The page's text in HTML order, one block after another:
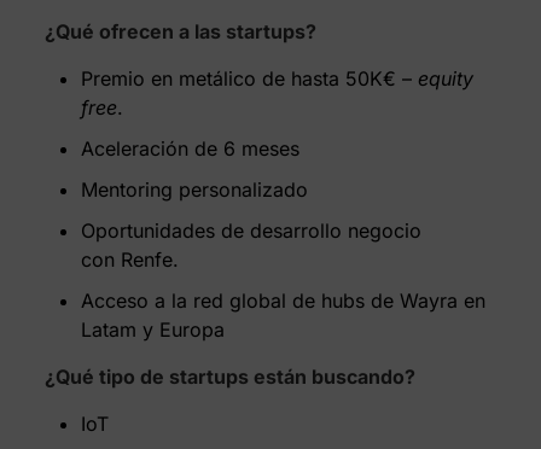
¿Qué ofrecen a las startups?
Premio en metálico de hasta 50K€ – equity
free.
Aceleración de 6 meses
Mentoring personalizado
Oportunidades de desarrollo negocio
con Renfe.
Acceso a la red global de hubs de Wayra en
Latam y Europa
¿Qué tipo de startups están buscando?
IoT